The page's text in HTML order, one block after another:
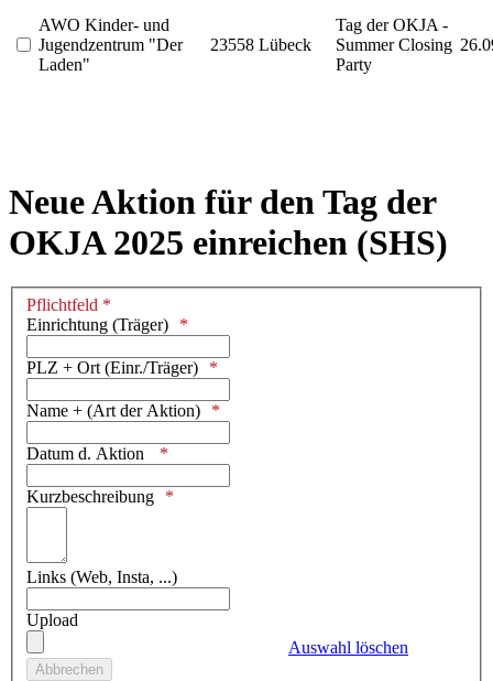
AWO Kinder- und
Jugendzentrum "Der
Laden"
23558 Lübeck
Tag der OKJA -
Summer Closing
Party
Neue Aktion für den Tag der
OKJA 2025 einreichen (SHS)
Pflichtfeld *
Einrichtung (Träger)
PLZ + Ort (Einr./Träger)
Name + (Art der Aktion)
Datum d. Aktion
Kurzbeschreibung
Links (Web, Insta, ...)
Upload
Auswahl löschen